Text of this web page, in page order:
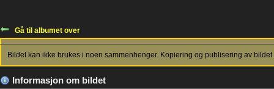
Gå til albumet over
Bildet kan ikke brukes i noen sammenhenger. Kopiering og publisering av bildet
Informasjon om bildet